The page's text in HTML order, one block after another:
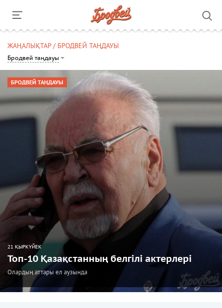
ЖАҢАЛЫҚТАР / БРОДВЕЙ ТАҢДАУЫ
Бродвей таңдауы
БРОДВЕЙ ТАҢДАУЫ
21 ҚЫРКҮЙЕК
Топ-10 Қазақстанның белгілі актерлері
Олардың аттары ел аузында